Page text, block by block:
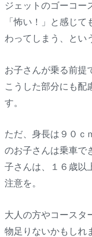
ジェットのゴーコー
「怖い！」と感じ
わってしまう、とい
お子さんが乗る前提
こうした部分にも配
す。
ただ、身長は９０ｃ
のお子さんは乗車で
子さんは、１６歳以
注意を。
大人の方やコースタ
物足りないかもしれ